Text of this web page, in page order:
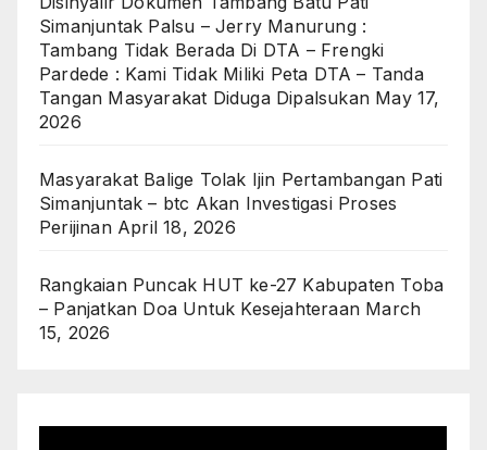
Simanjuntak Palsu – Jerry Manurung :
Tambang Tidak Berada Di DTA – Frengki
Pardede : Kami Tidak Miliki Peta DTA – Tanda
Tangan Masyarakat Diduga Dipalsukan May 17,
2026
Masyarakat Balige Tolak Ijin Pertambangan Pati
Simanjuntak – btc Akan Investigasi Proses
Perijinan April 18, 2026
Rangkaian Puncak HUT ke-27 Kabupaten Toba
– Panjatkan Doa Untuk Kesejahteraan March
15, 2026